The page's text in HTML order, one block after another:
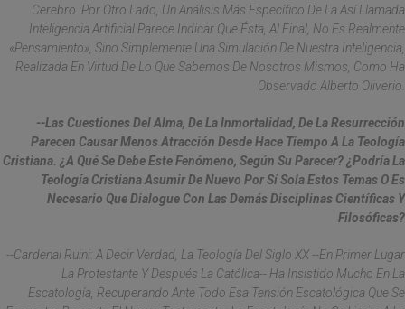
Cerebro. Por Otro Lado, Un Análisis Más Específico De La Así Llamada
Inteligencia Artificial Parece Indicar Que Ésta, Al Final, No Es Realmente
«pensamiento», Sino Simplemente Una Simulación De Nuestra Inteligencia,
Realizada En Virtud De Lo Que Sabemos De Nosotros Mismos, Como Ha
Observado Alberto Oliverio.
--Las Cuestiones Del Alma, De La Inmortalidad, De La Resurrección
Parecen Causar Menos Atracción Desde Hace Tiempo A La Teología
Cristiana. ¿A Qué Se Debe Este Fenómeno, Según Su Parecer? ¿Podría La
Teología Cristiana Asumir De Nuevo Por Sí Sola Estos Temas O Es
Necesario Que Dialogue Con Las Demás Disciplinas Científicas Y
Filosóficas?
--Cardenal Ruini: A Decir Verdad, La Teología Del Siglo XX --En Primer Lugar
La Protestante Y Después La Católica-- Ha Insistido Mucho En La
Escatología, Recuperando Ante Todo Esa Tensión Escatológica Que Se